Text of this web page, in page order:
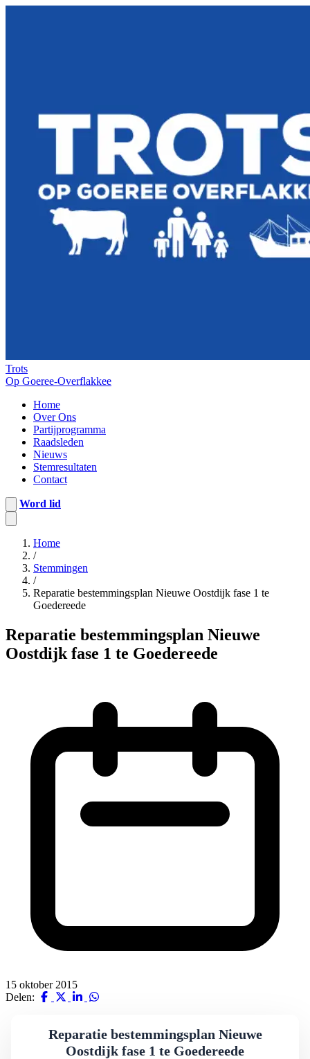
Trots
Op Goeree-Overflakkee
Home
Over Ons
Partijprogramma
Raadsleden
Nieuws
Stemresultaten
Contact
Word lid
Home
/
Stemmingen
/
Reparatie bestemmingsplan Nieuwe Oostdijk fase 1 te
Goedereede
Reparatie bestemmingsplan Nieuwe
Oostdijk fase 1 te Goedereede
15 oktober 2015
Delen:
Reparatie bestemmingsplan Nieuwe
Oostdijk fase 1 te Goedereede